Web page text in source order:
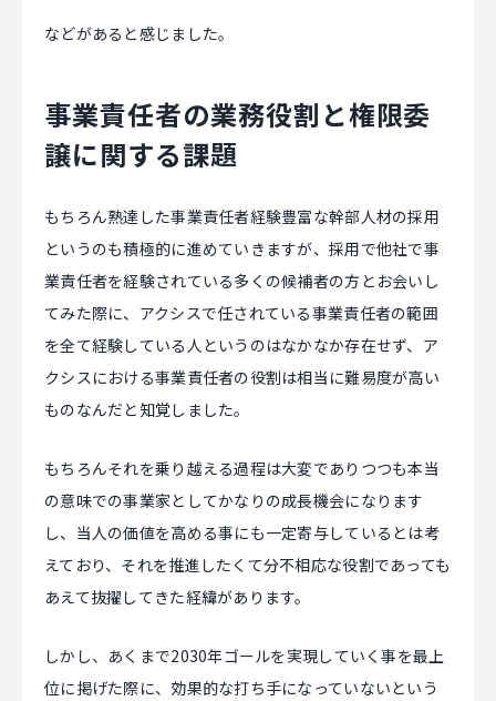
などがあると感じました。
事業責任者の業務役割と権限委
譲に関する課題
もちろん熟達した事業責任者経験豊富な幹部人材の採用
というのも積極的に進めていきますが、採用で他社で事
業責任者を経験されている多くの候補者の方とお会いし
てみた際に、アクシスで任されている事業責任者の範囲
を全て経験している人というのはなかなか存在せず、ア
クシスにおける事業責任者の役割は相当に難易度が高い
ものなんだと知覚しました。
もちろんそれを乗り越える過程は大変でありつつも本当
の意味での事業家としてかなりの成長機会になります
し、当人の価値を高める事にも一定寄与しているとは考
えており、それを推進したくて分不相応な役割であっても
あえて抜擢してきた経緯があります。
しかし、あくまで2030年ゴールを実現していく事を最上
位に掲げた際に、効果的な打ち手になっていないという